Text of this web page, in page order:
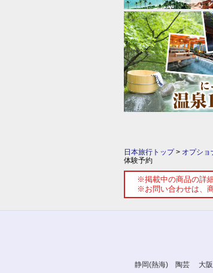
日本旅行トップ> オプショ
体験予約
※掲載中の商品の詳
※お問い合わせは、
静岡(熱海) 陶芸 大